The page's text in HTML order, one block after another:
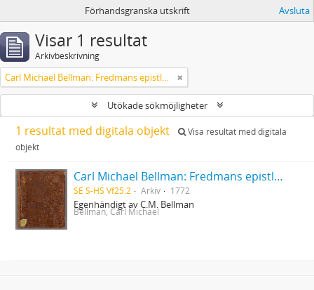
Förhandsgranska utskrift Avsluta
Visar 1 resultat
Arkivbeskrivning
Carl Michael Bellman: Fredmans epistlar [dedicerade till J.D. Duwall] Del 2
Utökade sökmöjligheter
1 resultat med digitala objekt
Visa resultat med digitala
objekt
Carl Michael Bellman: Fredmans epistlar [dedicerade till J.D. Duwall] Del 2
SE S-HS Vf25:2 Arkiv 1772
Egenhändigt av C.M. Bellman
Bellman, Carl Michael